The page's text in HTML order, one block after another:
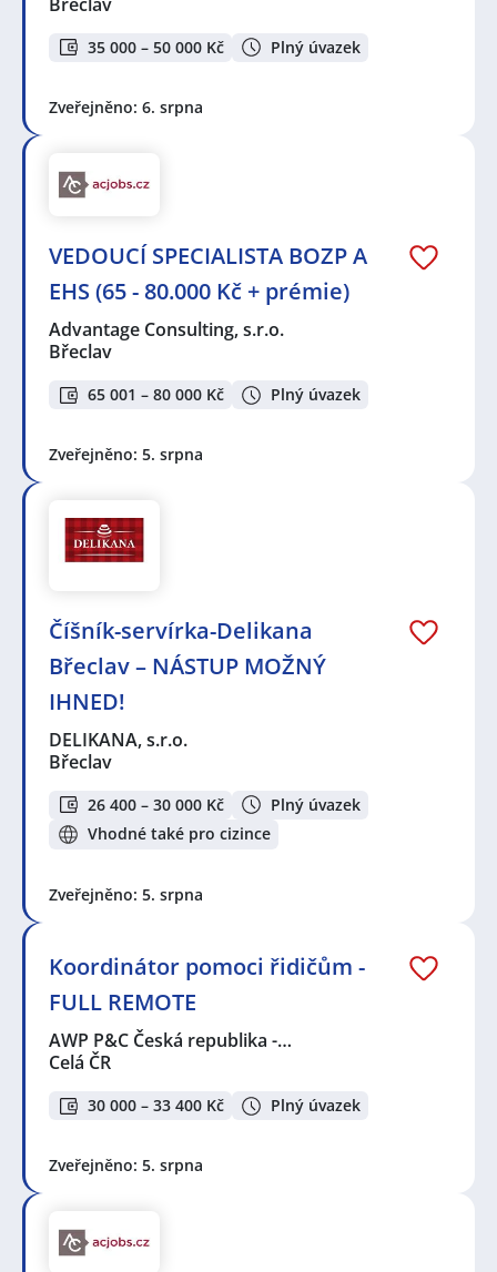
35 000 – 50 000 Kč Plný úvazek
Zveřejněno: 6. srpna
VEDOUCÍ SPECIALISTA BOZP A
EHS (65 - 80.000 Kč + prémie)
Advantage Consulting, s.r.o.
Břeclav
65 001 – 80 000 Kč Plný úvazek
Zveřejněno: 5. srpna
Číšník-servírka-Delikana
Břeclav – NÁSTUP MOŽNÝ
IHNED!
DELIKANA, s.r.o.
Břeclav
26 400 – 30 000 Kč
Plný úvazek
Vhodné také pro cizince
Zveřejněno: 5. srpna
Koordinátor pomoci řidičům -
FULL REMOTE
AWP P&C Česká republika -…
Celá ČR
30 000 – 33 400 Kč Plný úvazek
Zveřejněno: 5. srpna